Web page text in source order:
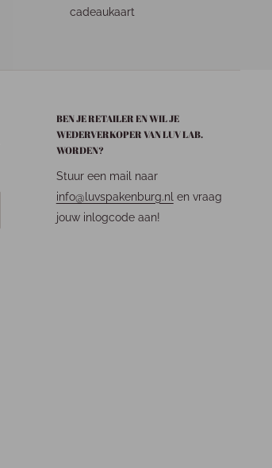
cadeaukaart
BEN JE RETAILER EN WIL JE
WEDERVERKOPER VAN LUV LAB.
WORDEN?
Stuur een mail naar
info@luvspakenburg.nl en vraag
jouw inlogcode aan!